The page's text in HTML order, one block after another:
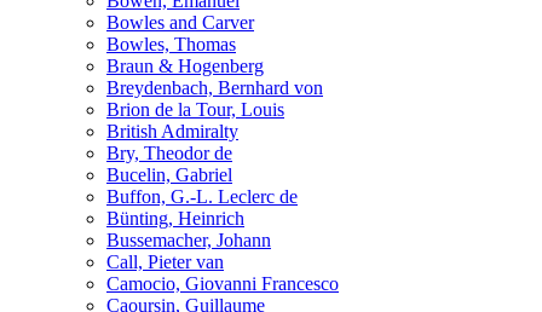
Bowles and Carver
Bowles, Thomas
Braun & Hogenberg
Breydenbach, Bernhard von
Brion de la Tour, Louis
British Admiralty
Bry, Theodor de
Bucelin, Gabriel
Buffon, G.-L. Leclerc de
Bünting, Heinrich
Bussemacher, Johann
Call, Pieter van
Camocio, Giovanni Francesco
Caoursin, Guillaume